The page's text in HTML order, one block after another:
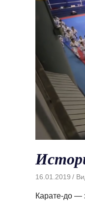
16.01.2019
Карате-до —